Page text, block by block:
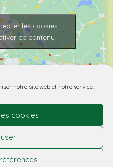
notre site web et notre service.
cookies
les cookies
ce contenu
with by Agence Spritz.
pour la santé. À boire